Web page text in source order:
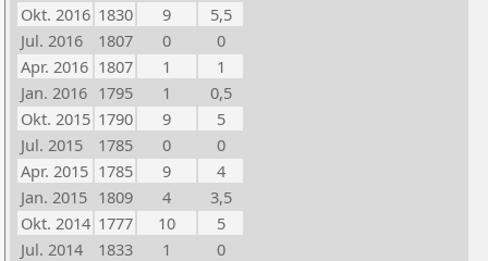
Okt. 2016 1830 9
5,5
Jul. 2016
1807 0
0
Apr. 2016 1807 1
1
Jan. 2016 1795 1
0,5
Okt. 2015 1790 9
5
Jul. 2015
1785 0
0
Apr. 2015 1785 9
4
Jan. 2015 1809 4
3,5
Okt. 2014 1777 10
5
Jul. 2014
1833 1
0